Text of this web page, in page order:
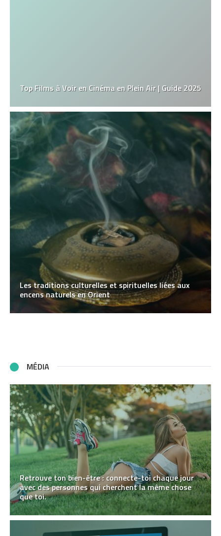
Top Films à Voir en Cinéma en Plein Air | Guide 2025
Les traditions culturelles et spirituelles liées aux
encens naturels en Orient
MÉDIA
Retrouve ton bien-être : connecte-toi chaque jour
avec des personnes qui cherchent la même chose
que toi.